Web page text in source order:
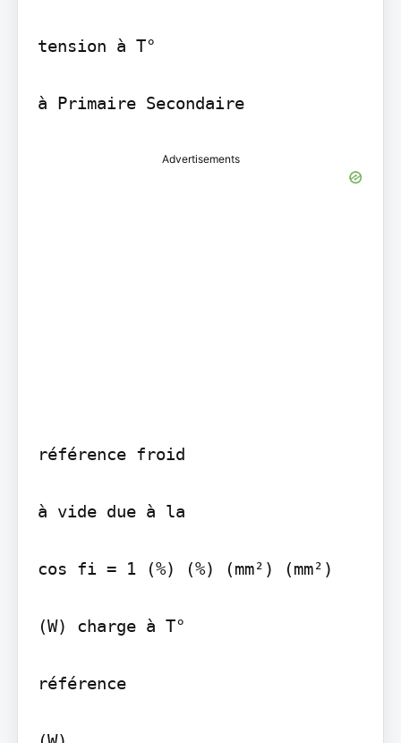
tension à T°
à Primaire Secondaire
Advertisements
référence froid
à vide due à la
cos fi = 1 (%) (%) (mm²) (mm²)
(W) charge à T°
référence